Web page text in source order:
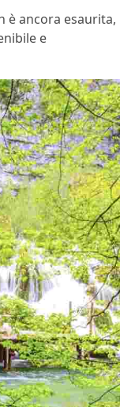
è ancora esaurita,
e